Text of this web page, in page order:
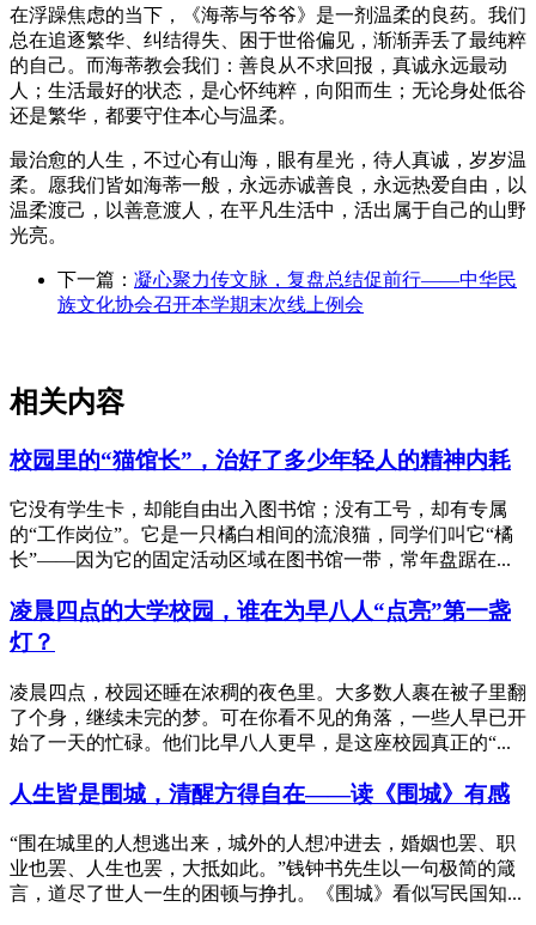
在浮躁焦虑的当下，《海蒂与爷爷》是一剂温柔的良药。我们
总在追逐繁华、纠结得失、困于世俗偏见，渐渐弄丢了最纯粹
的自己。而海蒂教会我们：善良从不求回报，真诚永远最动
人；生活最好的状态，是心怀纯粹，向阳而生；无论身处低谷
还是繁华，都要守住本心与温柔。
最治愈的人生，不过心有山海，眼有星光，待人真诚，岁岁温
柔。愿我们皆如海蒂一般，永远赤诚善良，永远热爱自由，以
温柔渡己，以善意渡人，在平凡生活中，活出属于自己的山野
光亮。
下一篇： 凝心聚力传文脉，复盘总结促前行——中华民
族文化协会召开本学期末次线上例会
相关内容
校园里的“猫馆长”，治好了多少年轻人的精神内耗
它没有学生卡，却能自由出入图书馆；没有工号，却有专属
的“工作岗位”。它是一只橘白相间的流浪猫，同学们叫它“橘
长”——因为它的固定活动区域在图书馆一带，常年盘踞在...
凌晨四点的大学校园，谁在为早八人“点亮”第一盏
灯？
凌晨四点，校园还睡在浓稠的夜色里。大多数人裹在被子里翻
了个身，继续未完的梦。可在你看不见的角落，一些人早已开
始了一天的忙碌。他们比早八人更早，是这座校园真正的“...
人生皆是围城，清醒方得自在——读《围城》有感
“围在城里的人想逃出来，城外的人想冲进去，婚姻也罢、职
业也罢、人生也罢，大抵如此。”钱钟书先生以一句极简的箴
言，道尽了世人一生的困顿与挣扎。《围城》看似写民国知...